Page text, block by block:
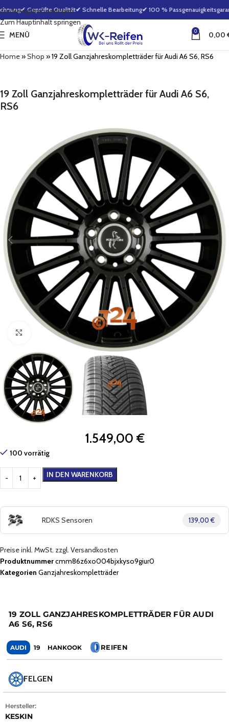
Zur Navigation springen
Zum Hauptinhalt springen
✔ Geprüfte Qualität✔ Schnelle Bearbeitung✔ 100 %
MENÜ 0 0,00
Home»Shop »19 Zoll Ganzjahreskompletträder für Audi A6 S6, RS6
19 Zoll Ganzjahreskompletträder für Audi A6 S6,
RS6
Zum Vergrößern klicken
1.549,00 €
100 vorrätig
IN DEN WARENKORB
RDKS Sensoren 139,00 €
Preise inkl. MwSt. zzgl. Versandkosten
Produktnummercmm86z6xo004bjxkyso9giur0
Kategorien Ganzjahreskompletträder
19 ZOLL GANZJAHRESKOMPLETTRÄDER FÜR AUDI
A6 S6, RS6
AUDI 19 HANKOOK REIFEN
FELGEN
Hersteller:
KESKIN